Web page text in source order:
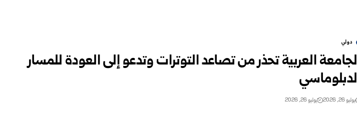
دولي
العربية تحذر من تصاعد التوترات وتدعو إلى العودة للمسار
يوليو 26, 2026 يوليو 26, 2026